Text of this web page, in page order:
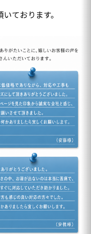
ております。